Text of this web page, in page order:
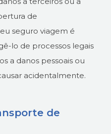
de
seguro viagem é
lo de processos legais
a danos pessoais ou
acidentalmente.
de